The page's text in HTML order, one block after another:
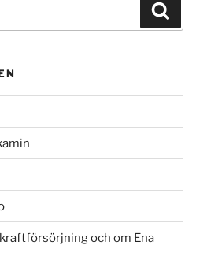
och om Ena